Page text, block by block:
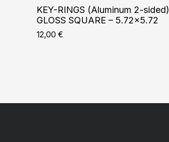
KEY-RINGS (Aluminum 2-sided)
GLOSS SQUARE – 5.72×5.72
12,00 €